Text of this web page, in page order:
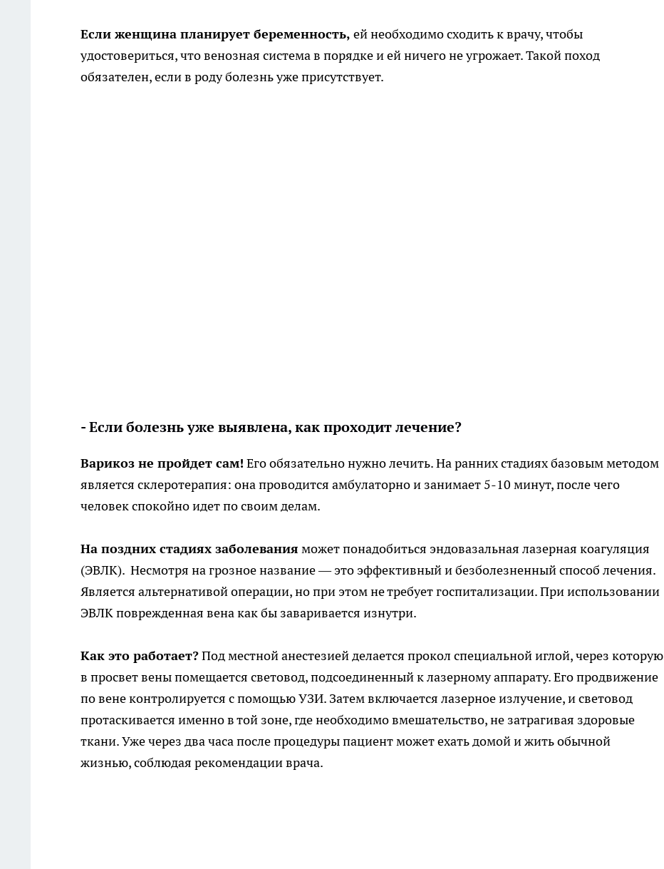
Если женщина планирует беременность, ей необходимо сходить к врачу, чтобы
удостовериться, что венозная система в порядке и ей ничего не угрожает. Такой поход
обязателен, если в роду болезнь уже присутствует.
- Если болезнь уже выявлена, как проходит лечение?
Варикоз не пройдет сам! Его обязательно нужно лечить. На ранних стадиях базовым методом
является склеротерапия: она проводится амбулаторно и занимает 5-10 минут, после чего
человек спокойно идет по своим делам.
На поздних стадиях заболевания может понадобиться эндовазальная лазерная коагуляция
(ЭВЛК). Несмотря на грозное название — это эффективный и безболезненный способ лечения.
Является альтернативой операции, но при этом не требует госпитализации. При использовании
ЭВЛК поврежденная вена как бы заваривается изнутри.
Как это работает?Под местной анестезией делается прокол специальной иглой, через которую
в просвет вены помещается световод, подсоединенный к лазерному аппарату. Его продвижение
по вене контролируется с помощью УЗИ. Затем включается лазерное излучение, и световод
протаскивается именно в той зоне, где необходимо вмешательство, не затрагивая здоровые
ткани. Уже через два часа после процедуры пациент может ехать домой и жить обычной
жизнью, соблюдая рекомендации врача.